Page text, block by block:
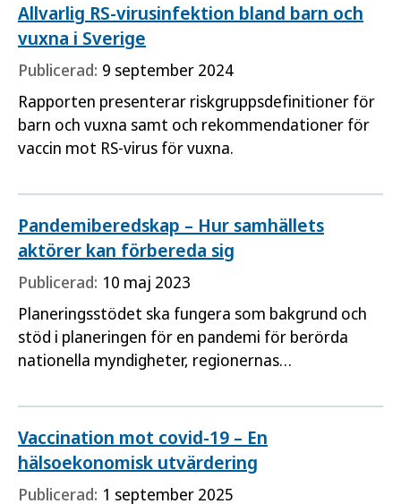
Allvarlig RS-virusinfektion bland barn och
vuxna i Sverige
Publicerad: 9 september 2024
Rapporten presenterar riskgruppsdefinitioner för
barn och vuxna samt och rekommendationer för
vaccin mot RS-virus för vuxna.
Pandemiberedskap – Hur samhällets
aktörer kan förbereda sig
Publicerad: 10 maj 2023
Planeringsstödet ska fungera som bakgrund och
stöd i planeringen för en pandemi för berörda
nationella myndigheter, regionernas
beredskapssamordnare, samt för övriga
verksamhets- och planeringsansvariga inom
regionernas och kommunernas vård och omsorg.
Vaccination mot covid-19 – En
hälsoekonomisk utvärdering
Publicerad: 1 september 2025